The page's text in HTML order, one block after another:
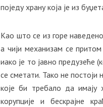
поједу храну која је из
Као што се из горе
а чији механизам се
иако је то јавно предузеће
се сметати. Тако не постоји
које би требало да имају
корупције и бескрајне